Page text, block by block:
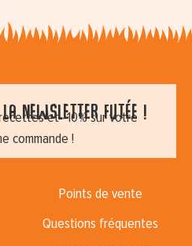
newsletter futée !
et -10% sur votre
commande !
Points de vente
Questions fréquentes